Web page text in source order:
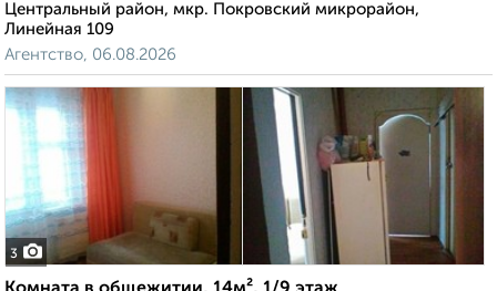
Центральный район, мкр. Покровский микрорайон,
Линейная 109
Агентство, 06.08.2026
3